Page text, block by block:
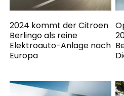
2024 kommt der Citroen
Berlingo als reine
Elektroauto-Anlage nach
Europa